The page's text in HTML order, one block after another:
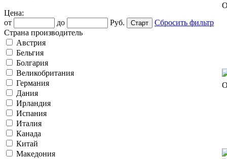
Цена:
от
до Руб.
Сбросить фильтр
Страна производитель
Австрия
Бельгия
Болгария
Великобритания
Германия
Дания
Ирландия
Испания
Италия
Канада
Китай
Македония